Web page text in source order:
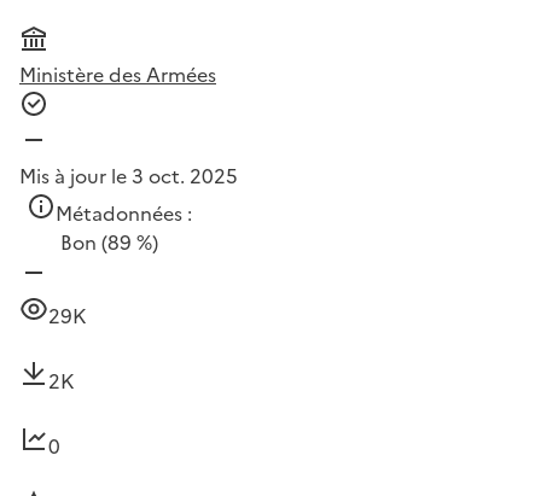
Ministère des Armées
Mis à jour le 3 oct. 2025
Métadonnées :
Bon (89 %)
29K
2K
0